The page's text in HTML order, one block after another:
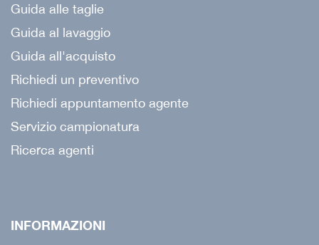
Guida alle taglie
Guida al lavaggio
Guida all'acquisto
Richiedi un preventivo
Richiedi appuntamento agente
Servizio campionatura
Ricerca agenti
INFORMAZIONI